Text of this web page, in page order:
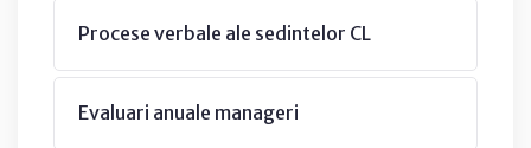
Procese verbale ale sedintelor CL
Evaluari anuale manageri